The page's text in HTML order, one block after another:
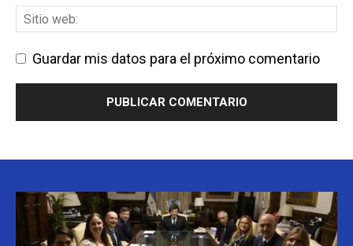
Guardar mis datos para el próximo comentario